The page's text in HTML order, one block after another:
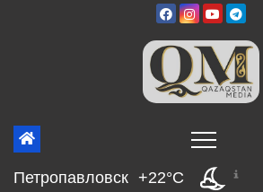
Петропавловск +22°C